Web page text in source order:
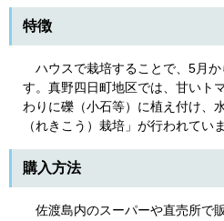
特徴
ハウスで栽培することで、5月か
す。真野四日町地区では、甘いト
わりに礫（小石等）に植え付け、
（れきこう）栽培」が行われていま
購入方法
佐渡島内のスーパーや直売所で